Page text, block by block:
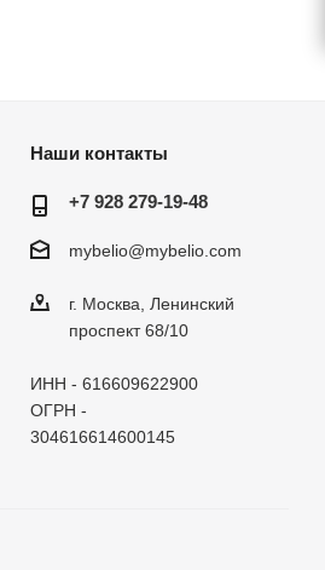
Наши контакты
+7 928 279-19-48
mybelio@mybelio.com
г. Москва, Ленинский
проспект 68/10
ИНН - 616609622900
ОГРН -
304616614600145